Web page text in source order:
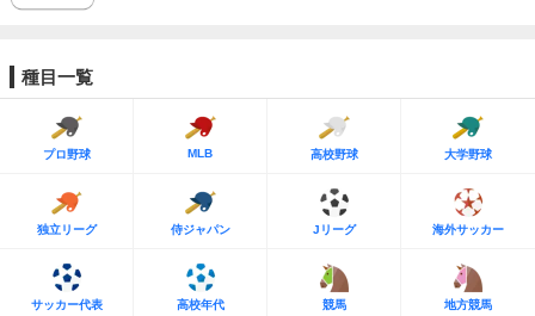
種目一覧
プロ野球 MLB 高校野球 大学野球
独立リーグ 侍ジャパン Jリーグ 海外サッカー
サッカー代表 高校年代 競馬 地方競馬